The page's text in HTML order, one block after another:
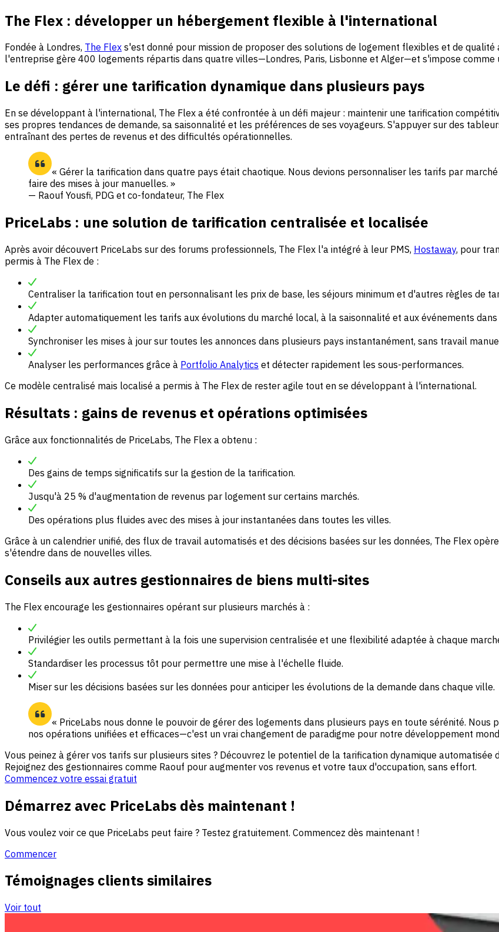
The Flex : développer un hébergement flexible à l'international
Fondée à Londres, The Flex s'est donné pour mission de proposer des solutions de logement flexibles et de
l'entreprise gère 400 logements répartis dans quatre villes—Londres, Paris, Lisbonne et Alger—et s'impose
Le défi : gérer une tarification dynamique dans plusieurs pays
En se développant à l'international, The Flex a été confrontée à un défi majeur : maintenir une tarification
ses propres tendances de demande, sa saisonnalité et les préférences de ses voyageurs. S'appuyer sur des
entraînant des pertes de revenus et des difficultés opérationnelles.
« Gérer la tarification dans quatre pays était chaotique. Nous devions personnaliser les tarifs par
faire des mises à jour manuelles. »
— Raouf Yousfi, PDG et co-fondateur, The Flex
PriceLabs : une solution de tarification centralisée et localisée
Après avoir découvert PriceLabs sur des forums professionnels, The Flex l'a intégré à leur PMS, Hostaway, pour
permis à The Flex de :
Centraliser la tarification tout en personnalisant les prix de base, les séjours minimum et d'autres règles de
Adapter automatiquement les tarifs aux évolutions du marché local, à la saisonnalité et aux événements dans
Synchroniser les mises à jour sur toutes les annonces dans plusieurs pays instantanément, sans travail
Analyser les performances grâce à Portfolio Analytics et détecter rapidement les sous-performances.
Ce modèle centralisé mais localisé a permis à The Flex de rester agile tout en se développant à l'international.
Résultats : gains de revenus et opérations optimisées
Grâce aux fonctionnalités de PriceLabs, The Flex a obtenu :
Des gains de temps significatifs sur la gestion de la tarification.
Jusqu'à 25 % d'augmentation de revenus par logement sur certains marchés.
Des opérations plus fluides avec des mises à jour instantanées dans toutes les villes.
Grâce à un calendrier unifié, des flux de travail automatisés et des décisions basées sur les données, The Flex
s'étendre dans de nouvelles villes.
Conseils aux autres gestionnaires de biens multi-sites
The Flex encourage les gestionnaires opérant sur plusieurs marchés à :
Privilégier les outils permettant à la fois une supervision centralisée et une flexibilité adaptée à chaque
Standardiser les processus tôt pour permettre une mise à l'échelle fluide.
Miser sur les décisions basées sur les données pour anticiper les évolutions de la demande dans chaque ville.
« PriceLabs nous donne le pouvoir de gérer des logements dans plusieurs pays en toute sérénité.
nos opérations unifiées et efficaces—c'est un vrai changement de paradigme pour notre développement
Vous peinez à gérer vos tarifs sur plusieurs sites ? Découvrez le potentiel de la tarification dynamique automatisée
Rejoignez des gestionnaires comme Raouf pour augmenter vos revenus et votre taux d'occupation, sans effort.
Commencez votre essai gratuit
Démarrez avec PriceLabs dès maintenant !
Vous voulez voir ce que PriceLabs peut faire ? Testez gratuitement. Commencez dès maintenant !
Commencer
Témoignages clients similaires
Voir tout